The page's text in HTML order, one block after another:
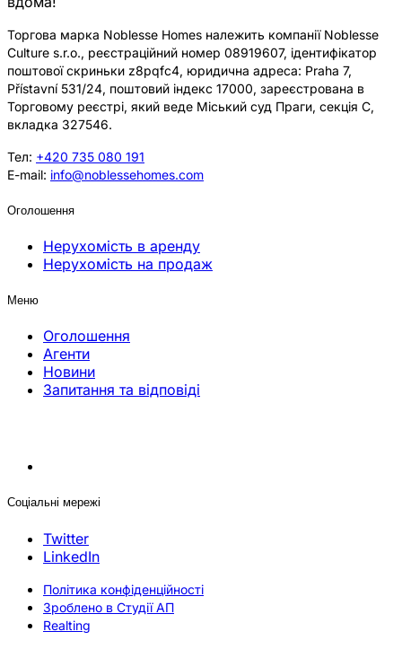
Торгова марка Noblesse Homes належить компанії Noblesse
Culture s.r.o., реєстраційний номер 08919607, ідентифікатор
поштової скриньки z8pqfc4, юридична адреса: Praha 7,
Přístavní 531/24, поштовий індекс 17000, зареєстрована в
Торговому реєстрі, який веде Міський суд Праги, секція C,
вкладка 327546.
Тел: +420 735 080 191
E-mail: info@noblessehomes.com
Оголошення
Нерухомість в аренду
Нерухомість на продаж
Меню
Оголошення
Агенти
Новини
Запитання та відповіді
Соціальні мережі
Twitter
LinkedIn
Політика конфіденційності
Зроблено в Студії АП
Realting